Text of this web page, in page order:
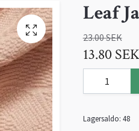
Leaf
23.00 SEK
13.80 SEK
Lagersaldo: 48